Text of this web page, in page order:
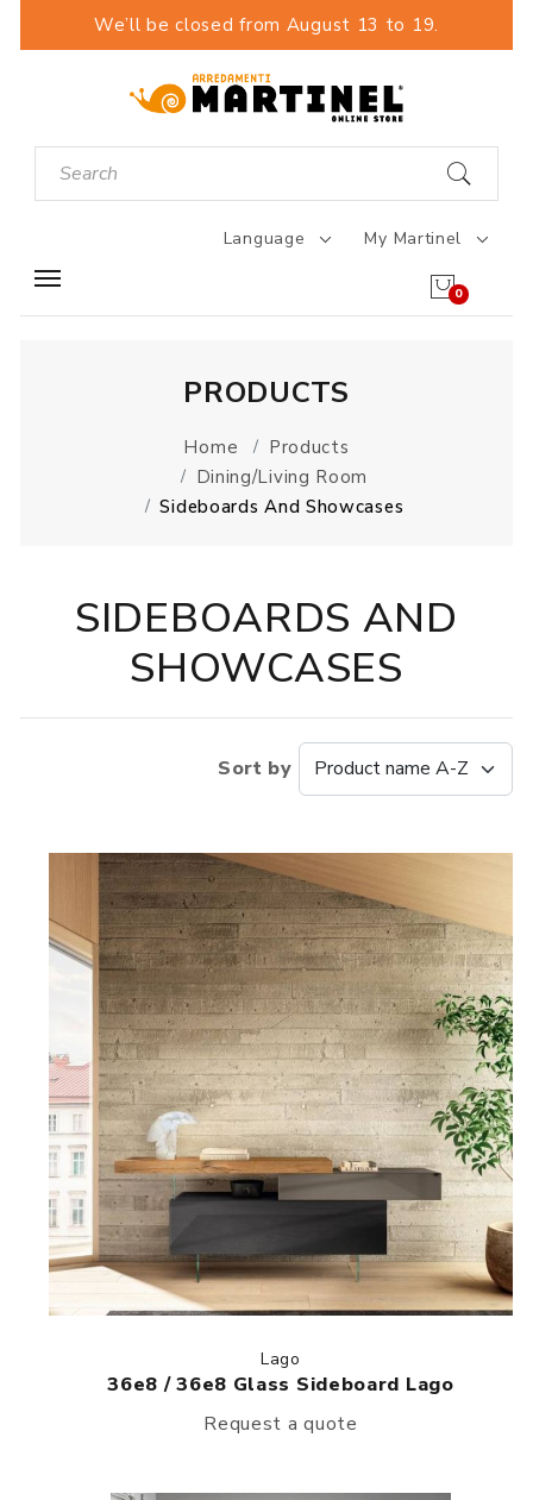
We’ll be closed from August 13 to 19.
Language My Martinel
0
PRODUCTS
Home
Products
Dining/Living Room
Sideboards And Showcases
SIDEBOARDS AND
SHOWCASES
Sort by
Lago
36e8 / 36e8 Glass Sideboard Lago
Request a quote